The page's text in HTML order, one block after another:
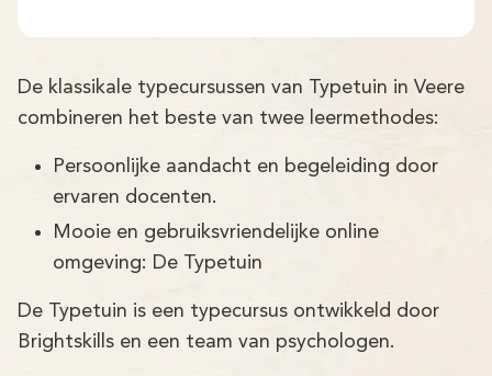
De klassikale typecursussen van Typetuin in Veere
combineren het beste van twee leermethodes:
Persoonlijke aandacht en begeleiding door
ervaren docenten.
Mooie en gebruiksvriendelijke online
omgeving: De Typetuin
De Typetuin is een typecursus ontwikkeld door
Brightskills en een team van psychologen.